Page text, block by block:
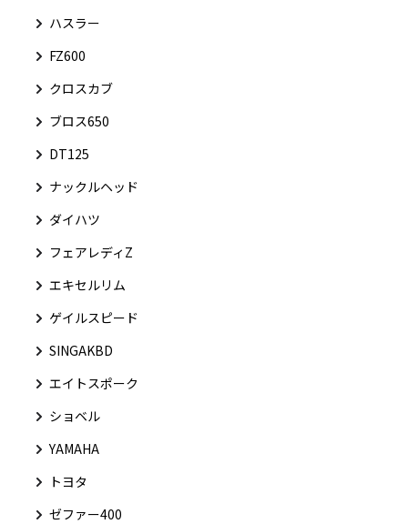
ハスラー
FZ600
クロスカブ
ブロス650
DT125
ナックルヘッド
ダイハツ
フェアレディZ
エキセルリム
ゲイルスピード
SINGAKBD
エイトスポーク
ショベル
YAMAHA
トヨタ
ゼファー400